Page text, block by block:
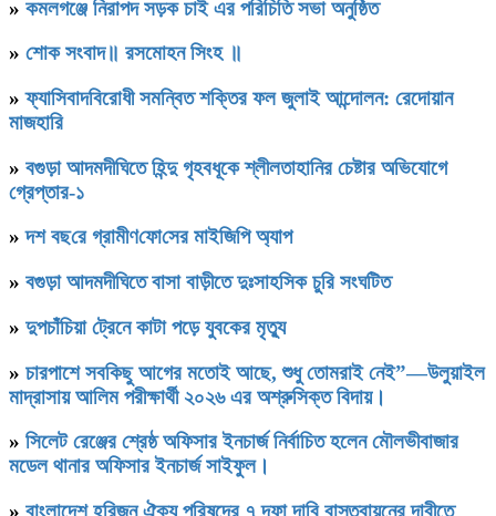
» কমলগঞ্জে নিরাপদ সড়ক চাই এর পরিচিতি সভা অনুষ্ঠিত
» শোক সংবাদ॥ রসমোহন সিংহ ॥
»ফ্যাসিবাদবিরোধী সমন্বিত শক্তির ফল জুলাই আন্দোলন: রেদোয়ান
মাজহারি
» বগুড়া আদমদীঘিতে হিন্দু গৃহবধূকে শ্লীলতাহানির চেষ্টার অভিযোগে
গ্রেপ্তার-১
»দশ বছ‌রে গ্রামীণ‌ফো‌সের মাইজিপি অ্যাপ
» বগুড়া আদমদীঘিতে বাসা বাড়ীতে দুঃসাহসিক চুরি সংঘটিত
» দুপচাঁচিয়া ট্রেনে কাটা পড়ে যুবকের মৃত্যু
» চারপাশে সবকিছু আগের মতোই আছে, শুধু তোমরাই নেই”—উলুয়াইল
মাদ্রাসায় আলিম পরীক্ষার্থী ২০২৬ এর অশ্রুসিক্ত বিদায়।
» সিলেট রেঞ্জের শ্রেষ্ঠ অফিসার ইনচার্জ নির্বাচিত হলেন মৌলভীবাজার
মডেল থানার অফিসার ইনচার্জ সাইফুল।
» বাংলাদেশ হরিজন ঐক্য পরিষদের ৭ দফা দাবি বাস্তবায়নের দাবীতে